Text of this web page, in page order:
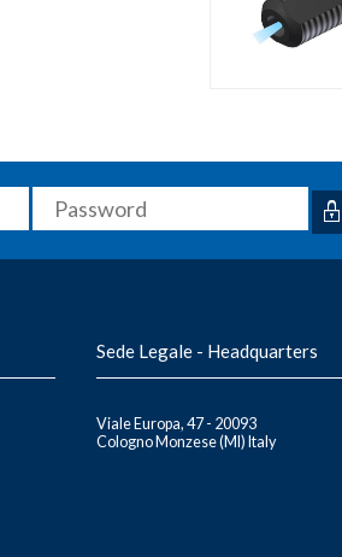
Sede Legale - Headquarters
Viale Europa, 47 - 20093
Cologno Monzese (MI) Italy